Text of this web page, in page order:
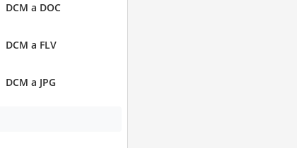
DCM a DOC
DCM a FLV
DCM a JPG